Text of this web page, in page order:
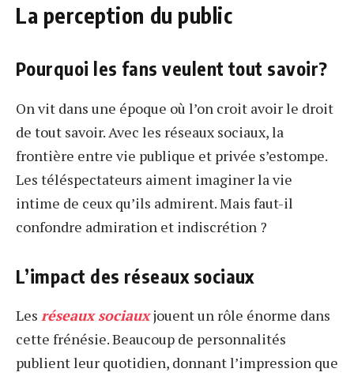
La perception du public
Pourquoi les fans veulent tout savoir?
On vit dans une époque où l’on croit avoir le droit
de tout savoir. Avec les réseaux sociaux, la
frontière entre vie publique et privée s’estompe.
Les téléspectateurs aiment imaginer la vie
intime de ceux qu’ils admirent. Mais faut-il
confondre admiration et indiscrétion ?
L’impact des réseaux sociaux
Les réseaux sociauxjouent un rôle énorme dans
cette frénésie. Beaucoup de personnalités
publient leur quotidien, donnant l’impression que